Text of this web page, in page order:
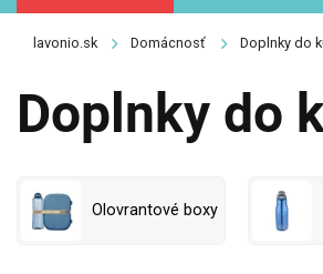
Domácnosť Doplnky do
Doplnky do
Olovrantové boxy